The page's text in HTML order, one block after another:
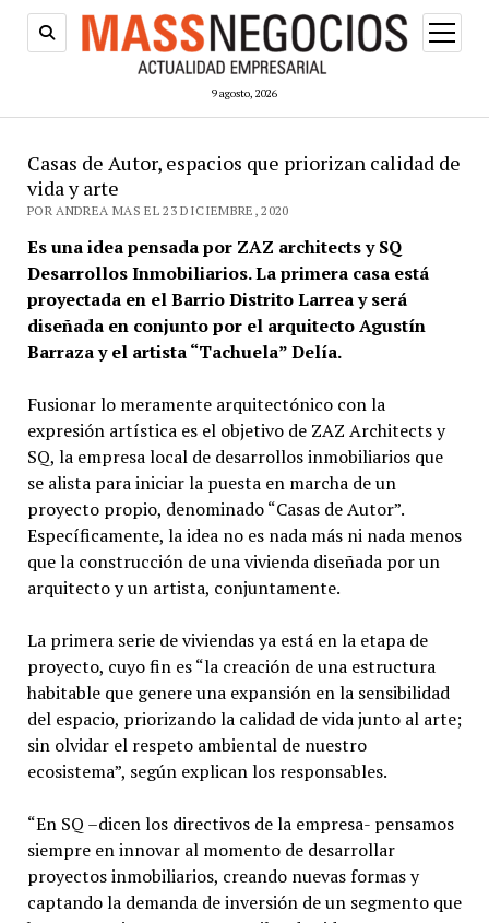
9 agosto, 2026
abrir
menú
Casas de Autor, espacios que priorizan calidad de
vida y arte
POR ANDREA MAS EL 23 DICIEMBRE, 2020
Es una idea pensada por ZAZ architects y SQ
Desarrollos Inmobiliarios. La primera casa está
proyectada en el Barrio Distrito Larrea y será
diseñada en conjunto por el arquitecto Agustín
Barraza y el artista “Tachuela” Delía.
Fusionar lo meramente arquitectónico con la
expresión artística es el objetivo de ZAZ Architects y
SQ, la empresa local de desarrollos inmobiliarios que
se alista para iniciar la puesta en marcha de un
proyecto propio, denominado “Casas de Autor”.
Específicamente, la idea no es nada más ni nada menos
que la construcción de una vivienda diseñada por un
arquitecto y un artista, conjuntamente.
La primera serie de viviendas ya está en la etapa de
proyecto, cuyo fin es “la creación de una estructura
habitable que genere una expansión en la sensibilidad
del espacio, priorizando la calidad de vida junto al arte;
sin olvidar el respeto ambiental de nuestro
ecosistema”, según explican los responsables.
“En SQ –dicen los directivos de la empresa- pensamos
siempre en innovar al momento de desarrollar
proyectos inmobiliarios, creando nuevas formas y
captando la demanda de inversión de un segmento que